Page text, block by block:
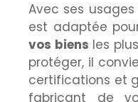
Avec ses
est adaptée
vos biens les
protéger, il
certifications et
fabricant de